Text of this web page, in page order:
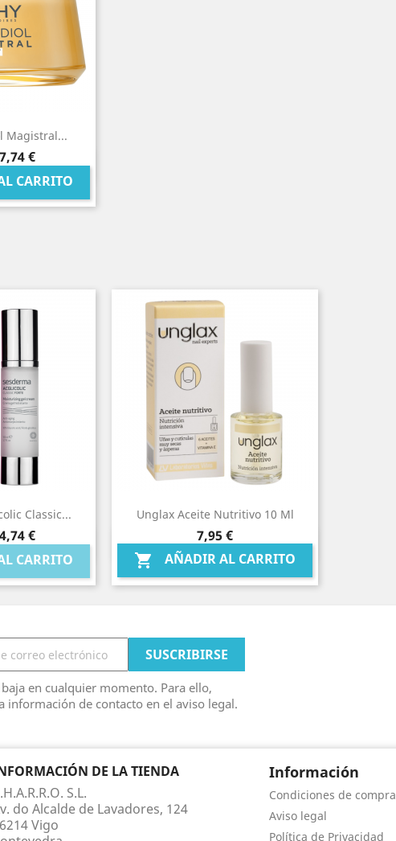
Magistral...
€
CARRITO
Classic...
€
CARRITO
Unglax Aceite Nutritivo 10 Ml
Precio
7,95 €
 AÑADIR AL CARRITO
Vista rápida
en cualquier momento. Para ello,
información de contacto en el aviso legal.
DE LA TIENDA
S.L.
do Alcalde de Lavadores, 124
Vigo
Información
Condiciones de compra
Aviso legal
Política de Privacidad